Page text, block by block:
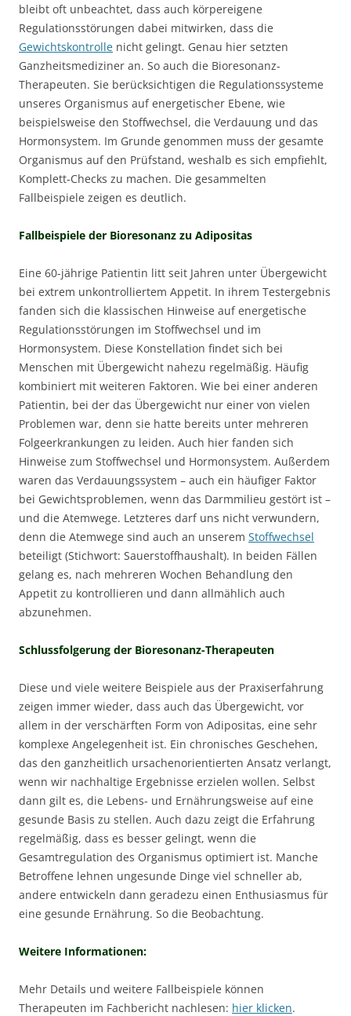
bleibt oft unbeachtet, dass auch körpereigene
Regulationsstörungen dabei mitwirken, dass die
Gewichtskontrolle nicht gelingt. Genau hier setzten
Ganzheitsmediziner an. So auch die Bioresonanz-
Therapeuten. Sie berücksichtigen die Regulationssysteme
unseres Organismus auf energetischer Ebene, wie
beispielsweise den Stoffwechsel, die Verdauung und das
Hormonsystem. Im Grunde genommen muss der gesamte
Organismus auf den Prüfstand, weshalb es sich empfiehlt,
Komplett-Checks zu machen. Die gesammelten
Fallbeispiele zeigen es deutlich.
Fallbeispiele der Bioresonanz zu Adipositas
Eine 60-jährige Patientin litt seit Jahren unter Übergewicht
bei extrem unkontrolliertem Appetit. In ihrem Testergebnis
fanden sich die klassischen Hinweise auf energetische
Regulationsstörungen im Stoffwechsel und im
Hormonsystem. Diese Konstellation findet sich bei
Menschen mit Übergewicht nahezu regelmäßig. Häufig
kombiniert mit weiteren Faktoren. Wie bei einer anderen
Patientin, bei der das Übergewicht nur einer von vielen
Problemen war, denn sie hatte bereits unter mehreren
Folgeerkrankungen zu leiden. Auch hier fanden sich
Hinweise zum Stoffwechsel und Hormonsystem. Außerdem
waren das Verdauungssystem – auch ein häufiger Faktor
bei Gewichtsproblemen, wenn das Darmmilieu gestört ist –
und die Atemwege. Letzteres darf uns nicht verwundern,
denn die Atemwege sind auch an unserem Stoffwechsel
beteiligt (Stichwort: Sauerstoffhaushalt). In beiden Fällen
gelang es, nach mehreren Wochen Behandlung den
Appetit zu kontrollieren und dann allmählich auch
abzunehmen.
Schlussfolgerung der Bioresonanz-Therapeuten
Diese und viele weitere Beispiele aus der Praxiserfahrung
zeigen immer wieder, dass auch das Übergewicht, vor
allem in der verschärften Form von Adipositas, eine sehr
komplexe Angelegenheit ist. Ein chronisches Geschehen,
das den ganzheitlich ursachenorientierten Ansatz verlangt,
wenn wir nachhaltige Ergebnisse erzielen wollen. Selbst
dann gilt es, die Lebens- und Ernährungsweise auf eine
gesunde Basis zu stellen. Auch dazu zeigt die Erfahrung
regelmäßig, dass es besser gelingt, wenn die
Gesamtregulation des Organismus optimiert ist. Manche
Betroffene lehnen ungesunde Dinge viel schneller ab,
andere entwickeln dann geradezu einen Enthusiasmus für
eine gesunde Ernährung. So die Beobachtung.
Weitere Informationen:
Mehr Details und weitere Fallbeispiele können
Therapeuten im Fachbericht nachlesen: hier klicken.